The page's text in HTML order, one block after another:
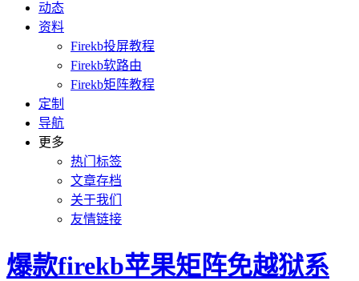
动态
资料
Firekb投屏教程
Firekb软路由
Firekb矩阵教程
定制
导航
更多
热门标签
文章存档
关于我们
友情链接
爆款firekb苹果矩阵免越狱系